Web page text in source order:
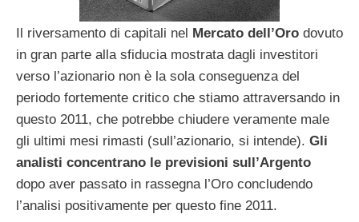
Il riversamento di capitali nel Mercato dell’Oro dovuto
in gran parte alla sfiducia mostrata dagli investitori
verso l’azionario non è la sola conseguenza del
periodo fortemente critico che stiamo attraversando in
questo 2011, che potrebbe chiudere veramente male
gli ultimi mesi rimasti (sull’azionario, si intende). Gli
analisti concentrano le previsioni sull’Argento
dopo aver passato in rassegna l’Oro concludendo
l’analisi positivamente per questo fine 2011.